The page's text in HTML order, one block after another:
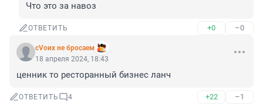
Что это за навоз
ОТВЕТИТЬ +0 –0
сVоих не бросаем
18 апреля 2024, 18:43
ценник то ресторанный бизнес ланч
ОТВЕТИТЬ 4 +22 –1